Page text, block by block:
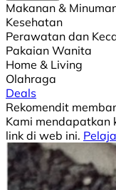
Makanan &
Kesehatan
Perawatan dan
Pakaian Wanita
Home & Living
Olahraga
Deals
Rekomendit
Kami mendapatkan
link di web ini.